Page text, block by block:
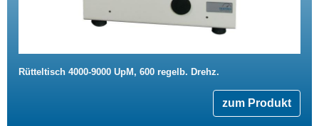
Rütteltisch 4000-9000 UpM, 600 regelb. Drehz.
zum Produkt